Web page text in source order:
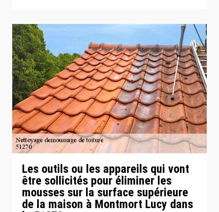
Les outils ou les appareils qui vont
être sollicités pour éliminer les
mousses sur la surface supérieure
de la maison à Montmort Lucy dans